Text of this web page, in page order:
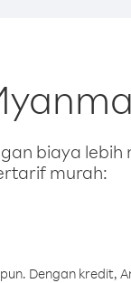
biaya lebih
murah:
Dengan kredit,